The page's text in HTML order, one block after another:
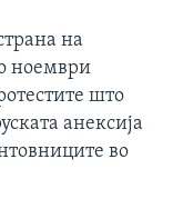
на
ноември
што
анексија
во